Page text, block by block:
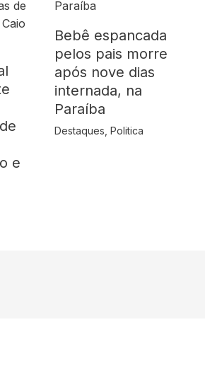
e
Bebê espancada
pelos pais morre
após nove dias
internada, na
Paraíba
Destaques Politica